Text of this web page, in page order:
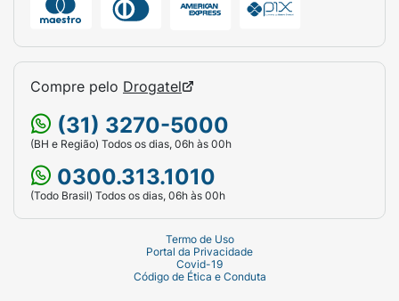
Marca:
Salon Line.
Linha:Definição / Cachos Ostentação.
Conteúdo do Kit:* 1 Shampoo Cachos
Ostentação 300ml.
1 Creme Multifuncional 3 em 1 300ml.
Indicação:Cabelos cacheados e crespos
Efeito cachos alongados e
fórmula multifuncional.
Compre pelo Drogatel
(31) 3270-5000
(BH e Região) Todos os dias, 06h às 00h
0300.313.1010
(Todo Brasil) Todos os dias, 06h às 00h
Termo de Uso
Portal da Privacidade
Covid-19
Código de Ética e Conduta